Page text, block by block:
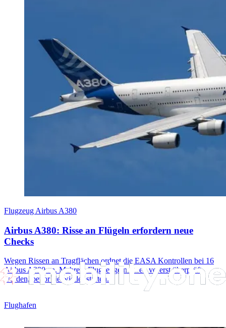
Flugzeug Airbus A380
Airbus A380: Risse an Flügeln erfordern neue
Checks
Wegen Rissen an Tragflächen ordnet die EASA Kontrollen bei 16
Airbus A380 an. Mehrere Flugzeuge müssen vorerst überprüft
werden, bevor sie wieder starten.
Flughafen